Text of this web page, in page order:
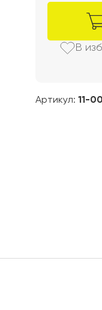
Артикул: 11-
В